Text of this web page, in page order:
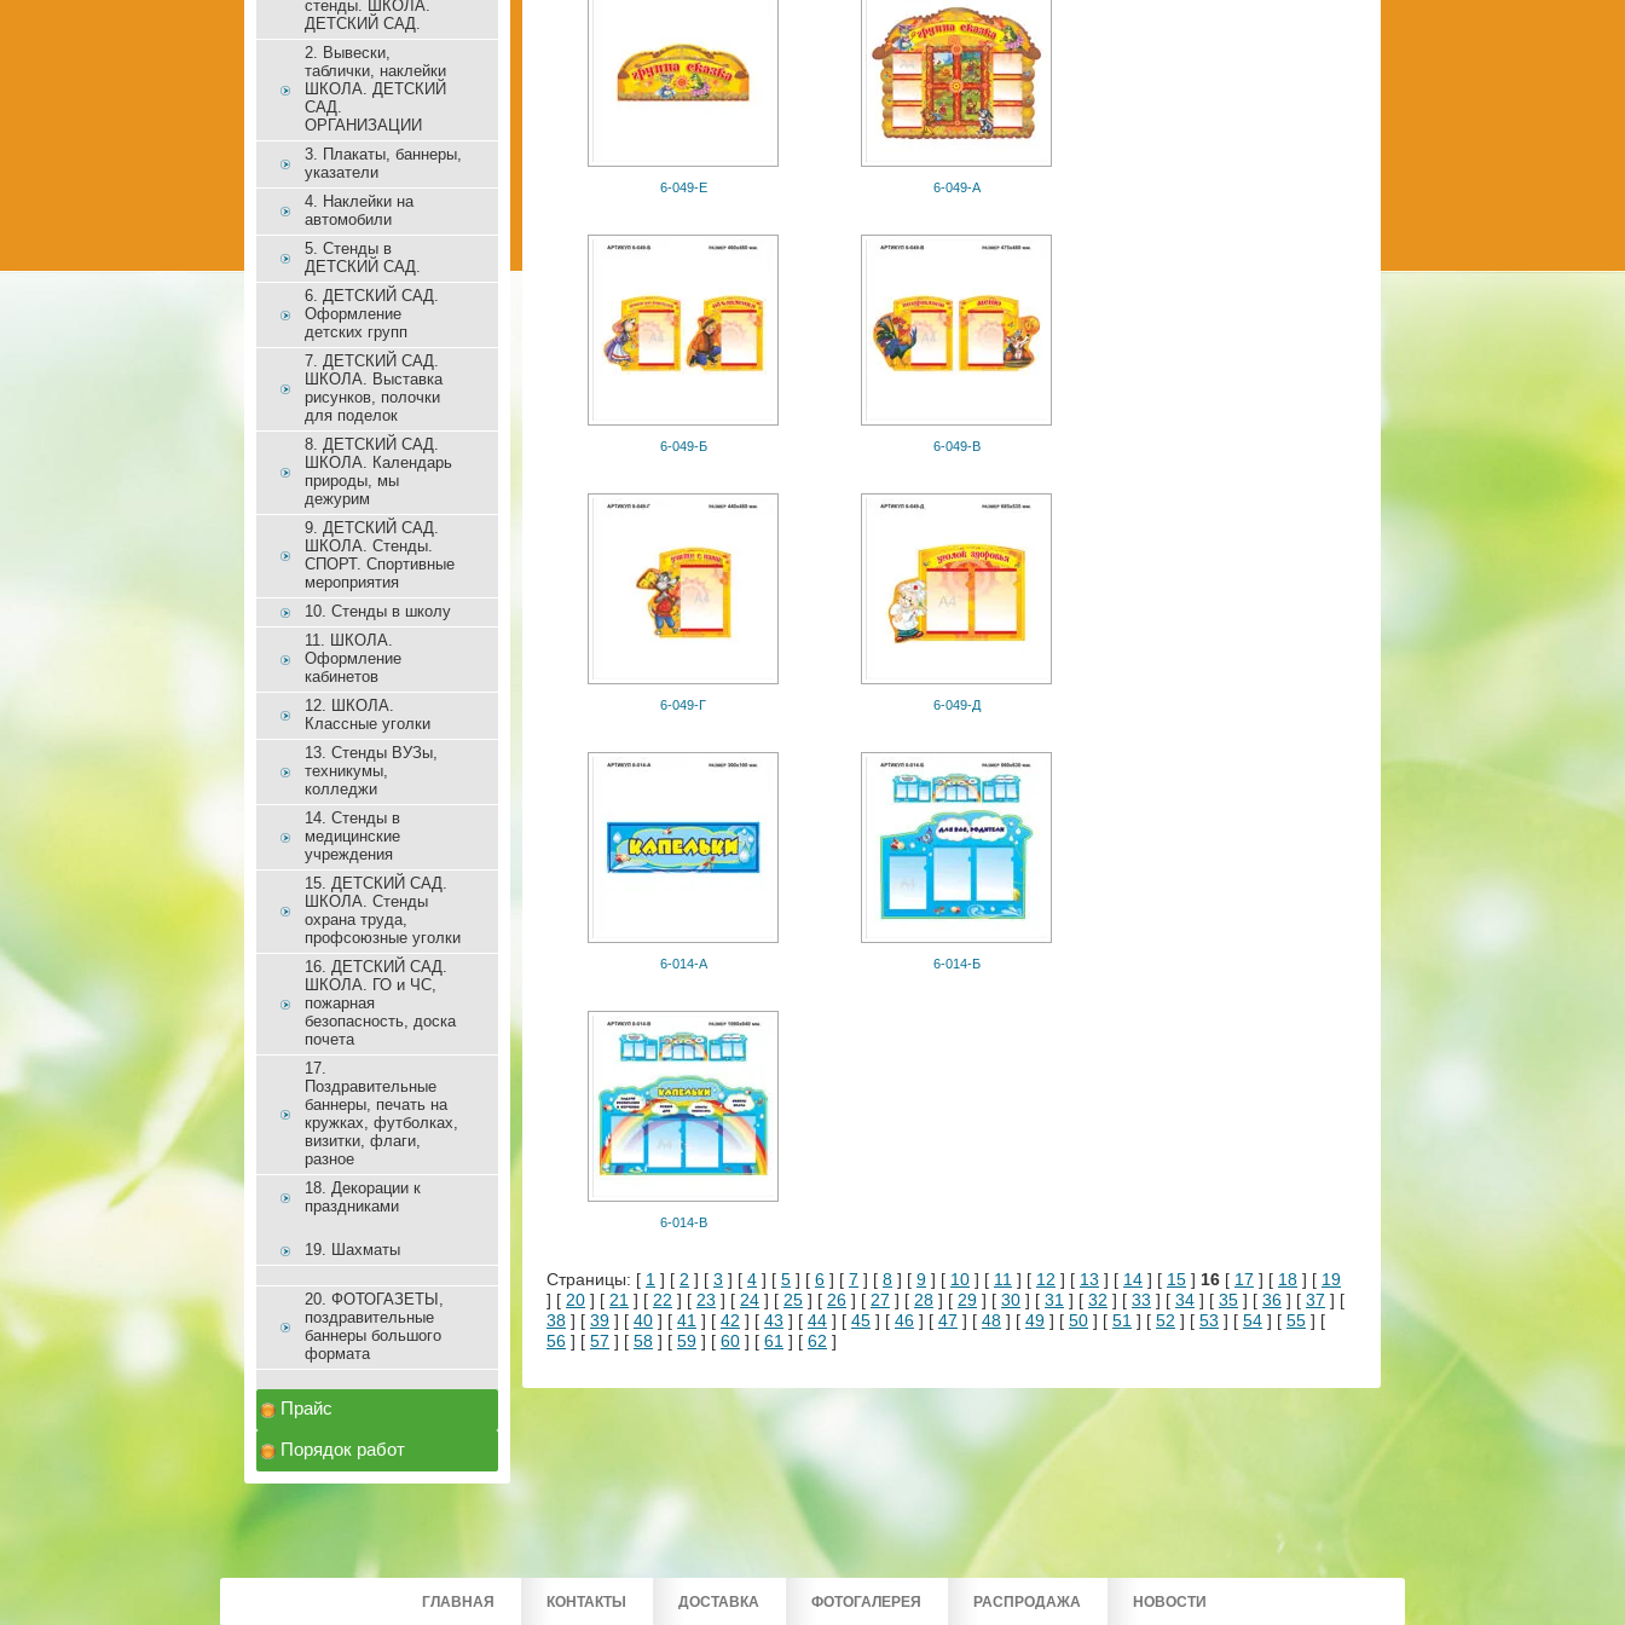
6-049-Е 6-049-А
6-049-Б 6-049-В
6-049-Г 6-049-Д
6-014-А 6-014-Б
6-014-В
Страницы: [ 1 ] [ 2 ] [ 3 ] [ 4 ] [ 5 ] [ 6 ] [ 7 ] [ 8 ] [ 9 ] [ 10 ] [ 11 ] [ 12 ] [ 13 ] [ 14 ] [ 15 ] 16 [ 17 ] [ 18 ] [ 19
] [ 20 ] [ 21 ] [ 22 ] [ 23 ] [ 24 ] [ 25 ] [ 26 ] [ 27 ] [ 28 ] [ 29 ] [ 30 ] [ 31 ] [ 32 ] [ 33 ] [ 34 ] [ 35 ] [ 36 ] [ 37 ] [
38 ] [ 39 ] [ 40 ] [ 41 ] [ 42 ] [ 43 ] [ 44 ] [ 45 ] [ 46 ] [ 47 ] [ 48 ] [ 49 ] [ 50 ] [ 51 ] [ 52 ] [ 53 ] [ 54 ] [ 55 ] [
56 ] [ 57 ] [ 58 ] [ 59 ] [ 60 ] [ 61 ] [ 62 ]
стенды. ШКОЛА.
ДЕТСКИЙ САД.
2. Вывески,
таблички, наклейки
ШКОЛА. ДЕТСКИЙ
САД.
ОРГАНИЗАЦИИ
3. Плакаты, баннеры,
указатели
4. Наклейки на
автомобили
5. Стенды в
ДЕТСКИЙ САД.
6. ДЕТСКИЙ САД.
Оформление
детских групп
7. ДЕТСКИЙ САД.
ШКОЛА. Выставка
рисунков, полочки
для поделок
8. ДЕТСКИЙ САД.
ШКОЛА. Календарь
природы, мы
дежурим
9. ДЕТСКИЙ САД.
ШКОЛА. Стенды.
СПОРТ. Спортивные
мероприятия
10. Стенды в школу
11. ШКОЛА.
Оформление
кабинетов
12. ШКОЛА.
Классные уголки
13. Стенды ВУЗы,
техникумы,
колледжи
14. Стенды в
медицинские
учреждения
15. ДЕТСКИЙ САД.
ШКОЛА. Стенды
охрана труда,
профсоюзные уголки
16. ДЕТСКИЙ САД.
ШКОЛА. ГО и ЧС,
пожарная
безопасность, доска
почета
17.
Поздравительные
баннеры, печать на
кружках, футболках,
визитки, флаги,
разное
18. Декорации к
праздниками
19. Шахматы
20. ФОТОГАЗЕТЫ,
поздравительные
баннеры большого
формата
Прайс
Порядок работ
ГЛАВНАЯ КОНТАКТЫ ДОСТАВКА ФОТОГАЛЕРЕЯ РАСПРОДАЖА НОВОСТИ